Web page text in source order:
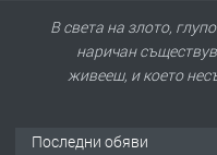
В света на злото,
наричан
живееш, и което
Последни обяви